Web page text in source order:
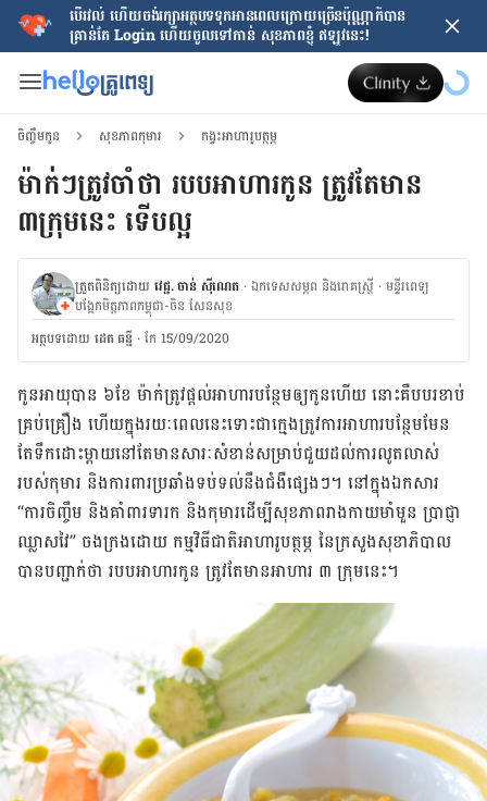
បើរវល់ ហើយចង់​រក្សាអត្ថបទទុកអានពេលក្រោយ​ច្រើនប៉ុណ្ណាក៏បាន
គ្រាន់តែ​ Login ហើយចូលទៅកាន់ សុខភាពខ្ញុំ ឥឡូវនេះ!
ចិញ្ចឹមកូន សុខភាពកុមារ កង្វះអាហារូបត្ថម្ភ
ម៉ាក់ៗត្រូវចាំថា របបអាហារកូន ត្រូវតែមាន
៣ក្រុមនេះ ទើបល្អ
ត្រួតពិនិត្យដោយ វេជ្ជ. ចាន់ ស៊ីណេត ·ឯកទេសសម្ភព និងរោគស្ត្រី ·ម​ន្ទីរពេទ្យ
បង្អែកមិត្តភាពកម្ពុជា-ចិន សែនសុខ
អត្ថបទ​ដោយ ដេត ធន្នី ·កែ 15/09/2020
កូន​អាយុ​បាន ៦ខែ ម៉ាក់​ត្រូវ​ផ្តល់​អាហារ​បន្ថែម​ឲ្យ​កូន​ហើយ នោះ​គឺ​បបរ​ខាប់​
គ្រប់​គ្រឿង ហើយ​ក្នុង​រយៈ​ពេល​នេះ​ទោះ​ជា​ក្មេង​ត្រូវ​ការ​អាហារ​បន្ថែម​មែន
តែ​ទឹកដោះ​ម្តាយ​នៅ​តែ​មាន​សារៈសំខាន់​សម្រាប់​ជួយ​ដល់​ការ​លូតលាស់​
របស់​កុមារ និង​ការពារ​ប្រឆាំង​ទប់ទល់​នឹង​ជំងឺ​ផ្សេងៗ។ នៅ​ក្នុង​ឯកសារ
“ការ​ចិញ្ចឹម និង​គាំពារ​ទារក និង​កុមារ​ដើម្បី​សុខភាព​រាងកាយ​មាំមួន ប្រាជ្ញា​
ឈ្លាសវៃ” ចងក្រង​ដោយ កម្មវិធី​ជាតិ​អាហារូបត្ថម្ភ នៃ​ក្រសួង​សុខាភិបាល
បាន​បញ្ជាក់​ថា របប​អាហារ​កូន ត្រូវ​តែ​មាន​អាហារ ៣ ក្រុម​នេះ។